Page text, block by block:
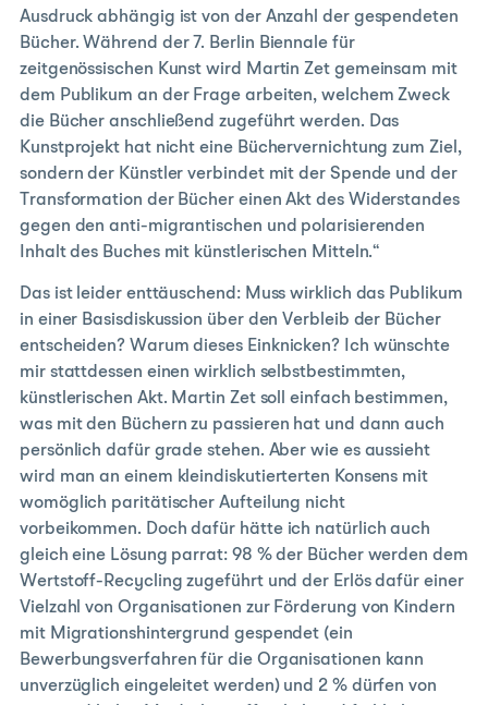
Ausdruck abhängig ist von der Anzahl der gespendeten
Bücher. Während der 7. Berlin Biennale für
zeitgenössischen Kunst wird Martin Zet gemeinsam mit
dem Publikum an der Frage arbeiten, welchem Zweck
die Bücher anschließend zugeführt werden. Das
Kunstprojekt hat nicht eine Büchervernichtung zum Ziel,
sondern der Künstler verbindet mit der Spende und der
Transformation der Bücher einen Akt des Widerstandes
gegen den anti-migrantischen und polarisierenden
Inhalt des Buches mit künstlerischen Mitteln.“
Das ist leider enttäuschend: Muss wirklich das Publikum
in einer Basisdiskussion über den Verbleib der Bücher
entscheiden? Warum dieses Einknicken? Ich wünschte
mir stattdessen einen wirklich selbstbestimmten,
künstlerischen Akt. Martin Zet soll einfach bestimmen,
was mit den Büchern zu passieren hat und dann auch
persönlich dafür grade stehen. Aber wie es aussieht
wird man an einem kleindiskutierterten Konsens mit
womöglich paritätischer Aufteilung nicht
vorbeikommen. Doch dafür hätte ich natürlich auch
gleich eine Lösung parrat: 98 % der Bücher werden dem
Wertstoff-Recycling zugeführt und der Erlös dafür einer
Vielzahl von Organisationen zur Förderung von Kindern
mit Migrationshintergrund gespendet (ein
Bewerbungsverfahren für die Organisationen kann
unverzüglich eingeleitet werden) und 2 % dürfen von